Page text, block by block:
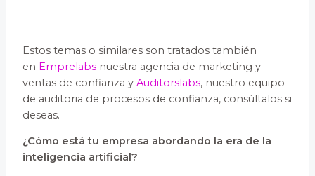
Estos temas o similares son tratados también
en Emprelabs nuestra agencia de marketing y
ventas de confianza yAuditorslabs, nuestro equipo
de auditoria de procesos de confianza, consúltalos si
deseas.
¿Cómo está tu empresa abordando la era de la
inteligencia artificial?